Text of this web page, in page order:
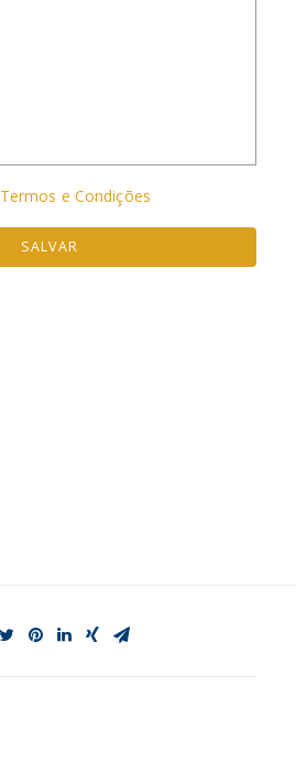
Termos e Condições
SALVAR